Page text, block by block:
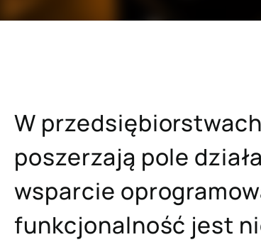
W
poszerzają pole
wsparcie
funkcjonalność jest